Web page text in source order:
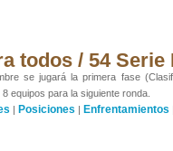
todos / 54
se jugará la primera fase
equipos para la siguiente ronda.
| Posiciones | Enfrentamientos